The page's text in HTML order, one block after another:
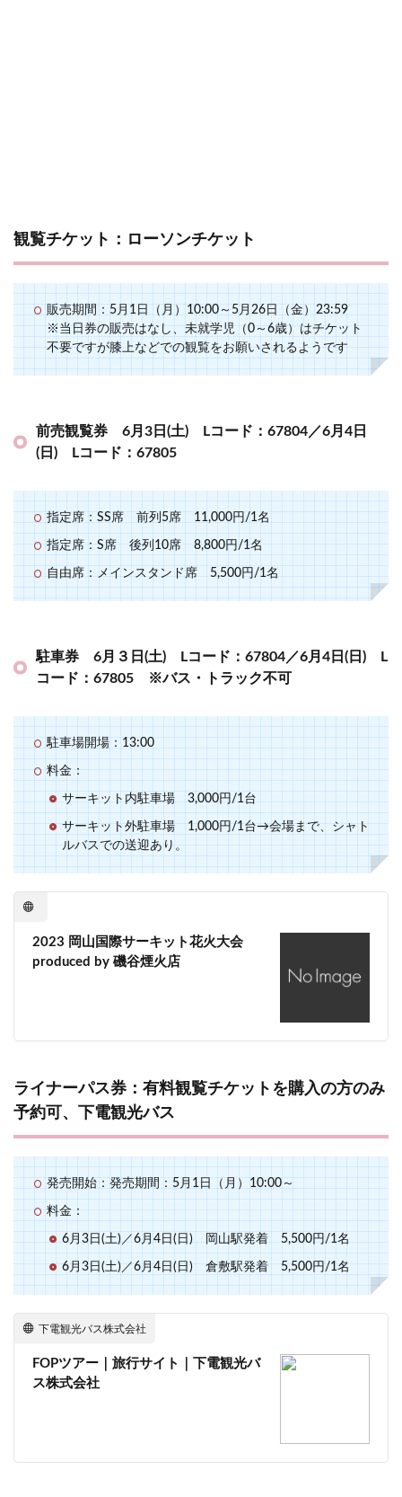
観覧チケット：ローソンチケット
販売期間：5月1日（月）10:00～5月26日（金）23:59
※当日券の販売はなし、未就学児（0～6歳）はチケット
不要ですが膝上などでの観覧をお願いされるようです
前売観覧券 6月3日(土) Lコード：67804／6月4日
(日) Lコード：67805
指定席：SS席 前列5席 11,000円/1名
指定席：S席 後列10席 8,800円/1名
自由席：メインスタンド席 5,500円/1名
駐車券 6月３日(土) Lコード：67804／6月4日(日) L
コード：67805 ※バス・トラック不可
駐車場開場：13:00
料金：
サーキット内駐車場 3,000円/1台
サーキット外駐車場 1,000円/1台→会場まで、シャト
ルバスでの送迎あり。
2023 岡山国際サーキット花火大会
produced by 磯谷煙火店
ライナーパス券：有料観覧チケットを購入の方のみ
予約可、下電観光バス
発売開始：発売期間：5月1日（月）10:00～
料金：
6月3日(土)／6月4日(日) 岡山駅発着 5,500円/1名
6月3日(土)／6月4日(日) 倉敷駅発着 5,500円/1名
下電観光バス株式会社
FOPツアー｜旅行サイト｜下電観光バ
ス株式会社